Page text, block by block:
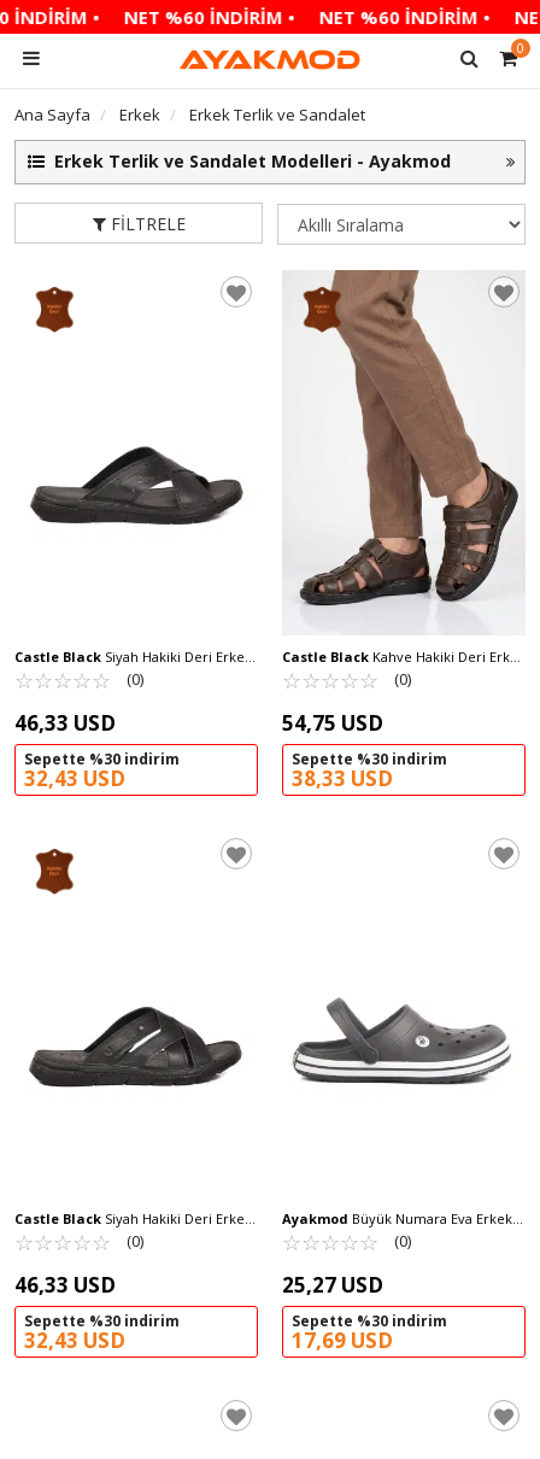
• NET %60 İNDİRİM • NET %60 İNDİRİM • NET
0
Ana Sayfa Erkek Erkek Terlik ve Sandalet
Erkek Terlik ve Sandalet Modelleri - Ayakmod
FILTRELE
Castle Black Siyah Hakiki Deri Erkek
Terlik 1571 M
☆☆☆☆☆
★★★★★ (0)
46,33 USD
Sepette %30 indirim
32,43 USD
Castle Black Kahve Hakiki Deri Erkek
Sandalet 8520 M
☆☆☆☆☆
★★★★★ (0)
54,75 USD
Sepette %30 indirim
38,33 USD
Castle Black Siyah Hakiki Deri Erkek
Terlik 1514 M
☆☆☆☆☆
★★★★★ (0)
46,33 USD
Sepette %30 indirim
32,43 USD
Ayakmod Büyük Numara Eva Erkek
Hafif Esnek Rahat Sabo Terlik 214 M
☆☆☆☆☆
★★★★★ (0)
25,27 USD
Sepette %30 indirim
17,69 USD